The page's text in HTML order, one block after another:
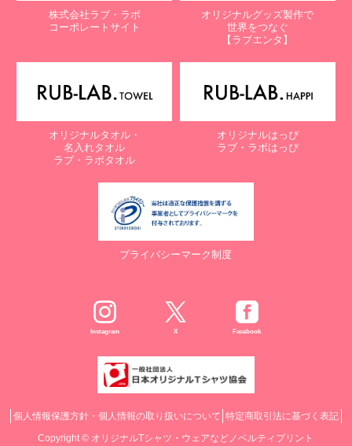
株式会社ラブ・ラボ
コーポレートサイト
オリジナルグッズ製作で
世界をつなぐ
【ラブエンタ】
オリジナルタオル・
名入れタオル
ラブ・ラボタオル
オリジナルはっぴ
ラブ・ラボはっぴ
プライバシーマーク制度
Instagram X Facebook
個人情報保護方針・個人情報の取り扱いについて 特定商取引法に基づく表記
Copyright © オリジナルTシャツ・ウェアなどノベルティプリント